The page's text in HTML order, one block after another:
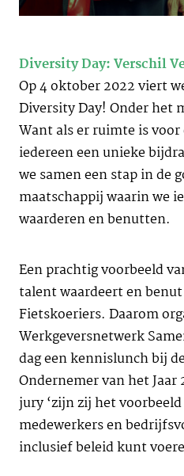
Diversity Day: Verschil
Op 4 oktober 2022 viert
Diversity Day! Onder het
Want als er ruimte is
iedereen een unieke
we samen een stap in de
maatschappij waarin we
waarderen en benutten.
Een prachtig voorbeeld
talent waardeert en
Fietskoeriers. Daarom
Werkgeversnetwerk
dag een kennislunch bij
Ondernemer van het Jaar
jury ‘zijn zij het
medewerkers en
inclusief beleid kunt